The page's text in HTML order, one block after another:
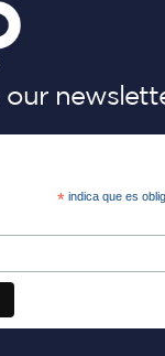
our
*indica que es